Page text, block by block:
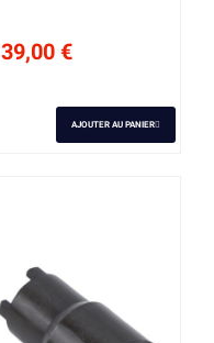
39,00 €
AJOUTER AU PANIER